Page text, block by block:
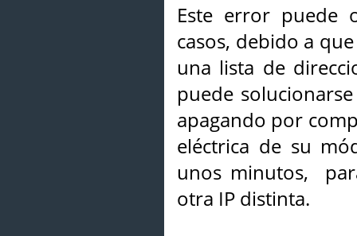
Este error puede
casos, debido a
una lista de
puede
apagando por
eléctrica de su
unos minutos,
otra IP distinta.